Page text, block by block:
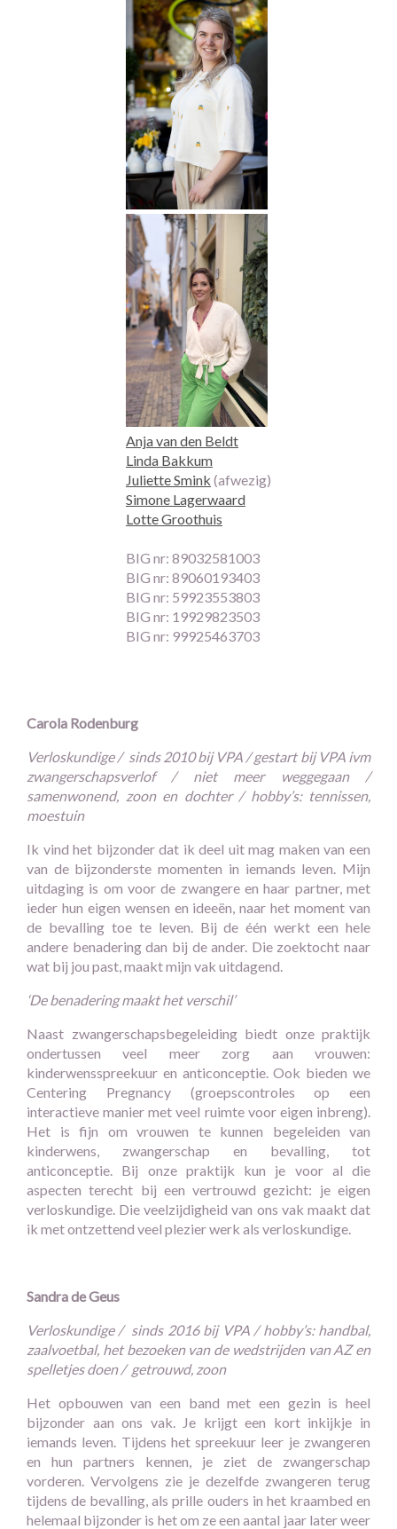
Anja van den Beldt
Linda Bakkum
Juliette Smink (afwezig)
Simone Lagerwaard
Lotte Groothuis
BIG nr: 89032581003
BIG nr: 89060193403
BIG nr: 59923553803
BIG nr: 19929823503
BIG nr: 99925463703
Carola Rodenburg
Verloskundige / sinds 2010 bij VPA / gestart bij VPA ivm
zwangerschapsverlof / niet meer weggegaan /
samenwonend, zoon en dochter / hobby’s: tennissen,
moestuin
Ik vind het bijzonder dat ik deel uit mag maken van een
van de bijzonderste momenten in iemands leven. Mijn
uitdaging is om voor de zwangere en haar partner, met
ieder hun eigen wensen en ideeën, naar het moment van
de bevalling toe te leven. Bij de één werkt een hele
andere benadering dan bij de ander. Die zoektocht naar
wat bij jou past, maakt mijn vak uitdagend.
‘De benadering maakt het verschil’
Naast zwangerschapsbegeleiding biedt onze praktijk
ondertussen veel meer zorg aan vrouwen:
kinderwensspreekuur en anticonceptie. Ook bieden we
Centering Pregnancy (groepscontroles op een
interactieve manier met veel ruimte voor eigen inbreng).
Het is fijn om vrouwen te kunnen begeleiden van
kinderwens, zwangerschap en bevalling, tot
anticonceptie. Bij onze praktijk kun je voor al die
aspecten terecht bij een vertrouwd gezicht: je eigen
verloskundige. Die veelzijdigheid van ons vak maakt dat
ik met ontzettend veel plezier werk als verloskundige.
Sandra de Geus
Verloskundige / sinds 2016 bij VPA / hobby’s: handbal,
zaalvoetbal, het bezoeken van de wedstrijden van AZ en
spelletjes doen / getrouwd, zoon
Het opbouwen van een band met een gezin is heel
bijzonder aan ons vak. Je krijgt een kort inkijkje in
iemands leven. Tijdens het spreekuur leer je zwangeren
en hun partners kennen, je ziet de zwangerschap
vorderen. Vervolgens zie je dezelfde zwangeren terug
tijdens de bevalling, als prille ouders in het kraambed en
helemaal bijzonder is het om ze een aantal jaar later weer